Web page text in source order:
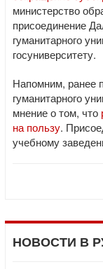
министерство
присоединение
гуманитарного
госуниверситету.
Напомним, ранее
гуманитарного
мнение о том, что
на пользу.
учебному
НОВОСТИ В